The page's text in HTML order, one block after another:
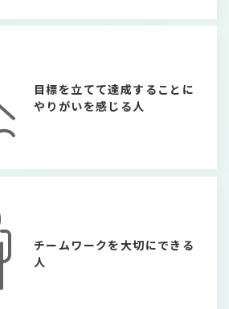
目標を立てて達成することに
やりがいを感じる人
チームワークを大切にできる
人